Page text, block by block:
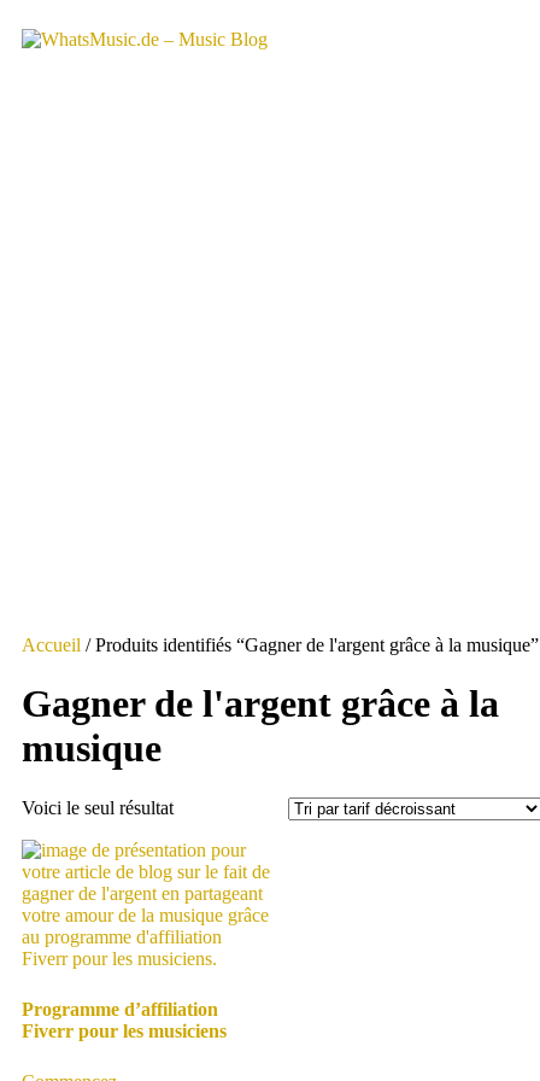
Accueil / Produits identifiés “Gagner de l'argent grâce à la musique”
Gagner de l'argent grâce à la
musique
Voici le seul résultat
Programme d’affiliation
Fiverr pour les musiciens